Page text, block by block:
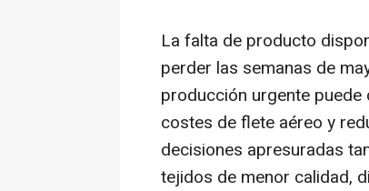
La falta de producto
perder las semanas de
producción urgente
costes de flete aéreo y
decisiones apresuradas
tejidos de menor calidad,